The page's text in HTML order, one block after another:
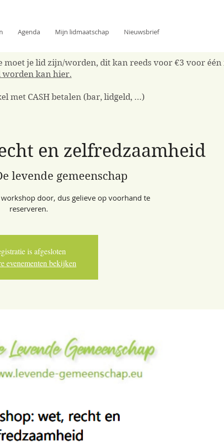
Agenda Mijn lidmaatschap Nieuwsbrief
moet je lid zijn/worden, dit kan reeds voor €3 voor één
worden kan hier.
met CASH betalen (bar, lidgeld, ...)
en zelfredzaamheid
levende gemeenschap
door, dus gelieve op voorhand te
reserveren.
is afgesloten
evenementen bekijken